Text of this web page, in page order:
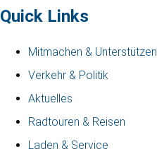
Quick Links
Mitmachen & Unterstützen
Verkehr & Politik
Aktuelles
Radtouren & Reisen
Laden & Service